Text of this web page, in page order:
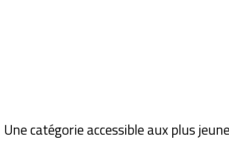
Une catégorie accessible aux plus